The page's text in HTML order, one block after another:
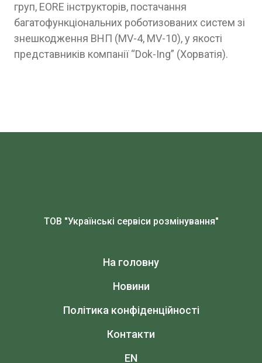
груп, EORE інструкторів, постачання
багатофункціональних роботизованих систем зі
знешкодження ВНП (MV-4, MV-10), у якості
представників компанії “Dok-Ing” (Хорватія).
ТОВ "Українські сервіси розмінування"
На головну
Новини
Політика конфіденційності
Контакти
EN